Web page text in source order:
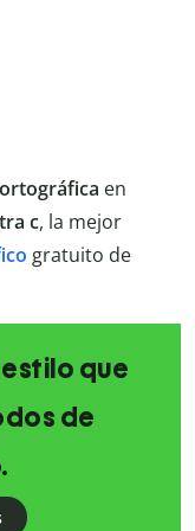
en
c, la mejor
gratuito de
que
de